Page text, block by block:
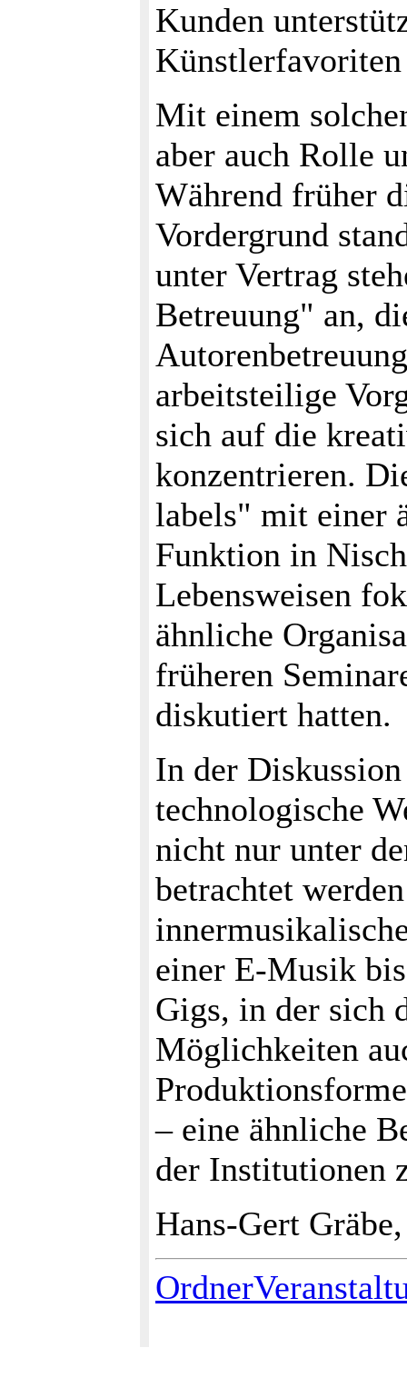
Kunden
Mit einem
aber auch Rolle
Während früher
Vordergrund
unter Vertrag
Betreuung" an,
arbeitsteilige
sich auf die
konzentrieren.
labels" mit einer
Funktion in
Lebensweisen
ähnliche
früheren
diskutiert hatten.
In der
technologische
nicht nur unter
betrachtet
einer E-Musik
Gigs, in der sich
Möglichkeiten
– eine ähnliche
der Institutionen
Hans-Gert